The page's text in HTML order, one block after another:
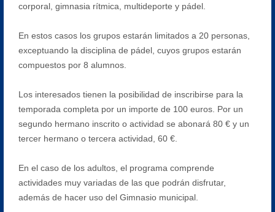
corporal, gimnasia rítmica, multideporte y pádel.
En estos casos los grupos estarán limitados a 20 personas,
exceptuando la disciplina de pádel, cuyos grupos estarán
compuestos por 8 alumnos.
Los interesados tienen la posibilidad de inscribirse para la
temporada completa por un importe de 100 euros. Por un
segundo hermano inscrito o actividad se abonará 80 € y un
tercer hermano o tercera actividad, 60 €.
En el caso de los adultos, el programa comprende
actividades muy variadas de las que podrán disfrutar,
además de hacer uso del Gimnasio municipal.